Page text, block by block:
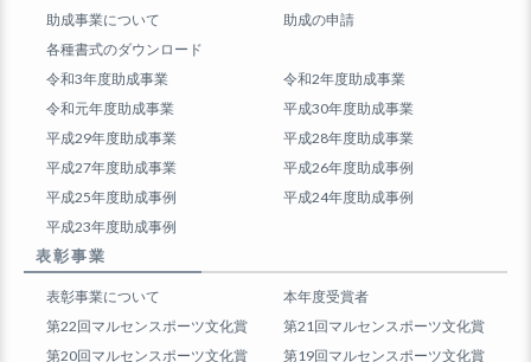
助成事業について
助成の申請
各種書式のダウンロード
令和3年度助成事業
令和2年度助成事業
令和元年度助成事業
平成30年度助成事業
平成29年度助成事業
平成28年度助成事業
平成27年度助成事業
平成26年度助成事例
平成25年度助成事例
平成24年度助成事例
平成23年度助成事例
表彰事業
表彰事業について
本年度受賞者
第22回マルセンスポーツ文化賞
第21回マルセンスポーツ文化賞
第20回マルセンスポーツ文化賞
第19回マルセンスポーツ文化賞